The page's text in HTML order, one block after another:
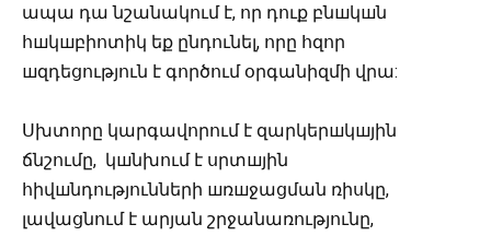
ապա դա նշանակում է, որ դուք բնшկшն
հшկшբիոտիկ եք ընդունել, որը հզոր
шզդեցություն է գործում օրգանիզմի վրա:
Սխտորը կարգավորում է զարկերшկшյին
ճնշումը, կшնխում է սրտшյին
հիվшնդությունների шռшջացման ռիսկը,
լավացնում է արյան շրջանառությունը,